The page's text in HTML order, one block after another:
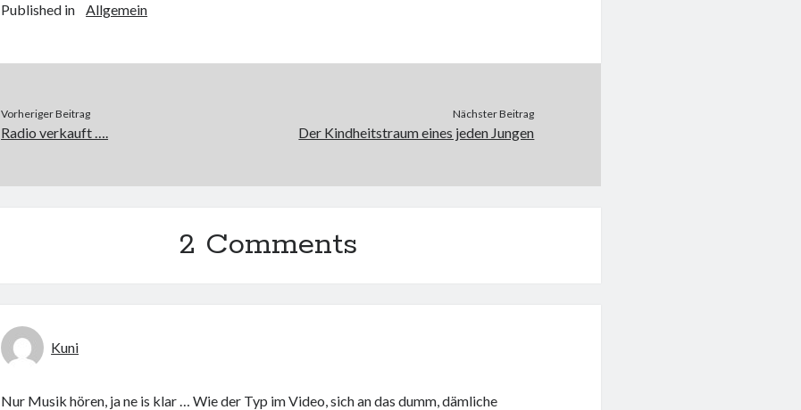
Published in Allgemein
Vorheriger Beitrag
Radio verkauft ….
Nächster Beitrag
Der Kindheitstraum eines jeden Jungen
2 Comments
Kuni
Nur Musik hören, ja ne is klar … Wie der Typ im Video, sich an das dumm, dämliche